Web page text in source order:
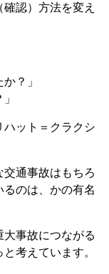
認）方法を変え
？」
ハット＝クラクシ
交通事故はもちろ
のは、かの有名
事故につながる
考えています。